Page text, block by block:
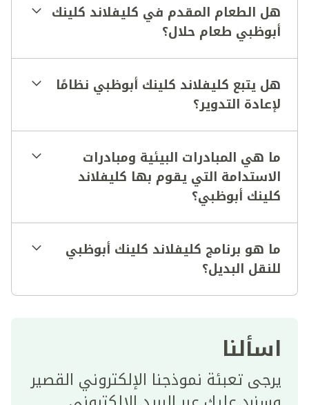
اللافتات
هل الطعام المقدم في كليفلاند كلينك
أبوظبي طعام حلال؟
هل يتبع كليفلاند كلينك أبوظبي نظامًا
لإعادة التدوير؟
ما هي المبادرات البيئية ومبادرات
الاستدامة التي يقوم بها كليفلاند
كلينك أبوظبي؟
ما هو برنامج كليفلاند كلينك أبوظبي
للنقل البديل؟
اسألنا
يرجى تعبئة نموذجنا الإلكتروني القصير